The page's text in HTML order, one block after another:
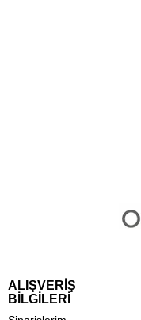
ALIŞVERİŞ
BİLGİLERİ